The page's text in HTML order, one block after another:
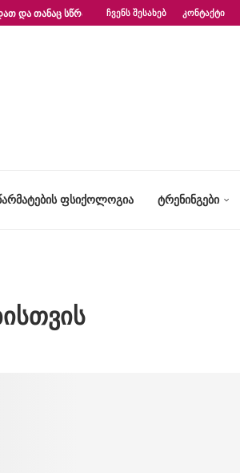
ᲓᲐ ᲗᲐᲜᲐᲪ ᲡᲬᲠᲐᲤᲐᲓ?“ – ᲤᲡᲘᲥᲝᲚᲝᲒᲘᲡ...
ᲩᲕᲔᲜᲡ ᲨᲔᲡᲐᲮᲔᲑ ᲙᲝᲜᲢᲐᲥᲢᲘ
ᲤᲡᲘᲥᲝᲚᲝᲒᲘᲐ ᲢᲠᲔᲜᲘᲜᲒᲔᲑᲘ